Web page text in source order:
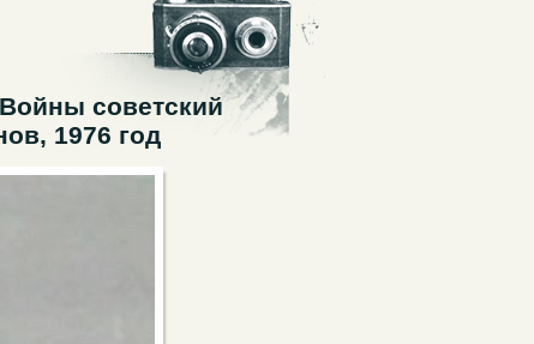
советский
1976 год